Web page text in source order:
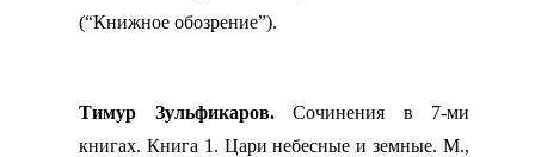
(“Книжное обозрение”).
Тимур Зульфикаров.Сочинения в 7-ми
книгах. Книга 1. Цари небесные и земные. М.,